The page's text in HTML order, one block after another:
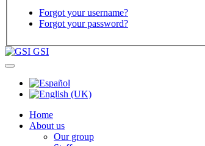
Forgot your username?
Forgot your password?
GSI
Home
About us
Our group